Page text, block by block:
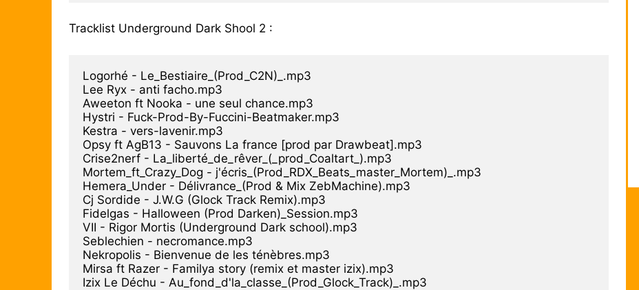
Tracklist Underground Dark Shool 2 :
Logorhé - Le_Bestiaire_(Prod_C2N)_.mp3
Lee Ryx - anti facho.mp3
Aweeton ft Nooka - une seul chance.mp3
Hystri - Fuck-Prod-By-Fuccini-Beatmaker.mp3
Kestra - vers-lavenir.mp3
Opsy ft AgB13 - Sauvons La france [prod par Drawbeat].mp3
Crise2nerf - La_liberté_de_rêver_(_prod_Coaltart_).mp3
Mortem_ft_Crazy_Dog - j'écris_(Prod_RDX_Beats_master_Mortem)_.mp3
Hemera_Under - Délivrance_(Prod & Mix ZebMachine).mp3
Cj Sordide - J.W.G (Glock Track Remix).mp3
Fidelgas - Halloween (Prod Darken)_Session.mp3
VII - Rigor Mortis (Underground Dark school).mp3
Seblechien - necromance.mp3
Nekropolis - Bienvenue de les ténèbres.mp3
Mirsa ft Razer - Familya story (remix et master izix).mp3
Izix Le Déchu - Au_fond_d'la_classe_(Prod_Glock_Track)_.mp3